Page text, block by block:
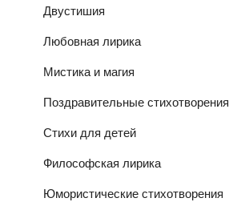
Двустишия
Любовная лирика
Мистика и магия
Поздравительные стихотворения
Стихи для детей
Философская лирика
Юмористические стихотворения